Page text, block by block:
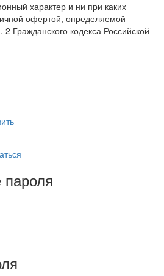
характер и ни при каких
офертой, определяемой
Гражданского кодекса Российской
пароля